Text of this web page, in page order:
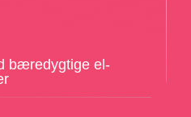
bæredygtige el-